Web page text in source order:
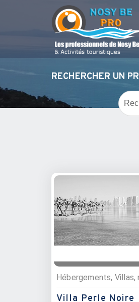
RECHERCHER UN
Villa Perle Noire